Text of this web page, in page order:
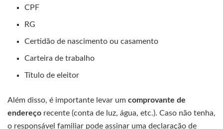
CPF
RG
Certidão de nascimento ou casamento
Carteira de trabalho
Título de eleitor
Além disso, é importante levar um comprovante de
endereço recente (conta de luz, água, etc.). Caso não tenha,
o responsável familiar pode assinar uma declaração de